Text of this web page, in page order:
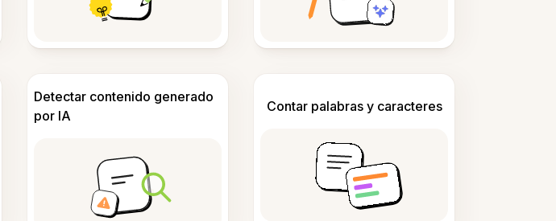
Detectar contenido generado
por IA
Contar palabras y caracteres